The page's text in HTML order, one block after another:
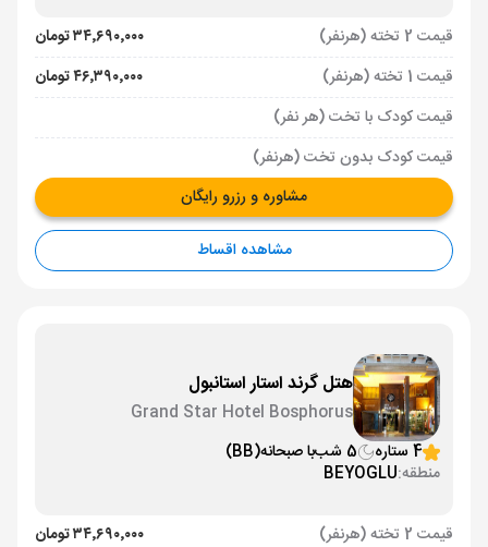
قیمت 2 تخته (هرنفر)
۳۴٬۶۹۰٬۰۰۰ تومان
قیمت 1 تخته (هرنفر)
۴۶٬۳۹۰٬۰۰۰ تومان
قیمت کودک با تخت (هر نفر)
قیمت کودک بدون تخت (هرنفر)
مشاوره و رزرو رایگان
مشاهده اقساط
هتل گرند استار استانبول
Grand Star Hotel Bosphorus
4 ستاره
5 شب با صبحانه(BB)
منطقه:BEYOGLU
قیمت 2 تخته (هرنفر)
۳۴٬۶۹۰٬۰۰۰ تومان